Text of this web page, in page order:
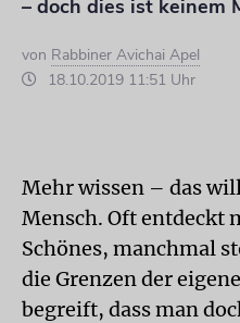
– doch dies ist keinem
von Rabbiner Avichai Apel
18.10.2019 11:51 Uhr
Mehr wissen – das
Mensch. Oft entdeckt
Schönes, manchmal
die Grenzen der
begreift, dass man